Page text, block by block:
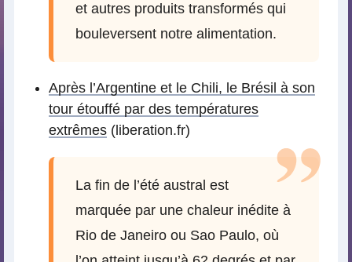
et autres produits transformés qui
bouleversent notre alimentation.
Après l’Argentine et le Chili, le Brésil à son
tour étouffé par des températures
extrêmes (liberation.fr)
La fin de l’été austral est
marquée par une chaleur inédite à
Rio de Janeiro ou Sao Paulo, où